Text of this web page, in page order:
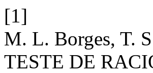
[1]
M. L. Borges, T.
TESTE DE